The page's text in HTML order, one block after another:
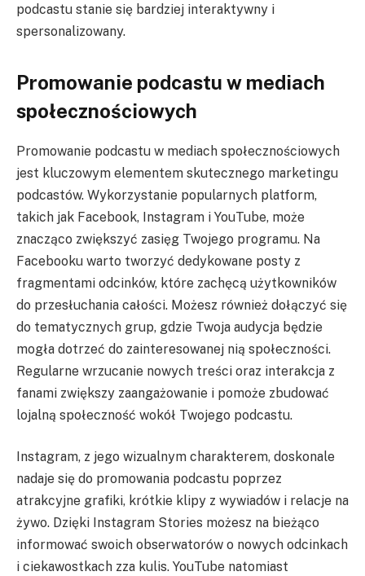
podcastu stanie się bardziej interaktywny i
spersonalizowany.
Promowanie podcastu w mediach
społecznościowych
Promowanie podcastu w mediach społecznościowych
jest kluczowym elementem skutecznego marketingu
podcastów. Wykorzystanie popularnych platform,
takich jak Facebook, Instagram i YouTube, może
znacząco zwiększyć zasięg Twojego programu. Na
Facebooku warto tworzyć dedykowane posty z
fragmentami odcinków, które zachęcą użytkowników
do przesłuchania całości. Możesz również dołączyć się
do tematycznych grup, gdzie Twoja audycja będzie
mogła dotrzeć do zainteresowanej nią społeczności.
Regularne wrzucanie nowych treści oraz interakcja z
fanami zwiększy zaangażowanie i pomoże zbudować
lojalną społeczność wokół Twojego podcastu.
Instagram, z jego wizualnym charakterem, doskonale
nadaje się do promowania podcastu poprzez
atrakcyjne grafiki, krótkie klipy z wywiadów i relacje na
żywo. Dzięki Instagram Stories możesz na bieżąco
informować swoich obserwatorów o nowych odcinkach
i ciekawostkach zza kulis. YouTube natomiast